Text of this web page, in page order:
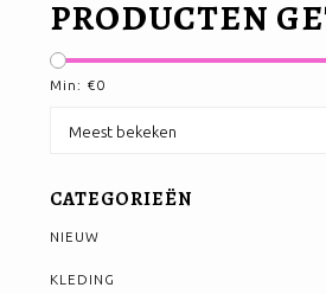
PRODUCTEN
Min: €0
CATEGORIEËN
NIEUW
KLEDING